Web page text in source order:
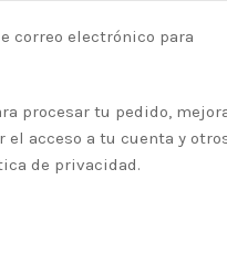
correo electrónico para
procesar tu pedido,
acceso a tu cuenta y
de privacidad.